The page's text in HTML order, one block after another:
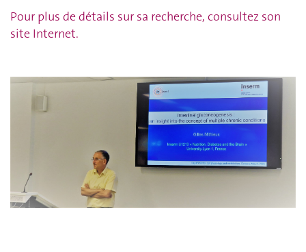
Pour plus de détails sur sa recherche, consultez son
site Internet.